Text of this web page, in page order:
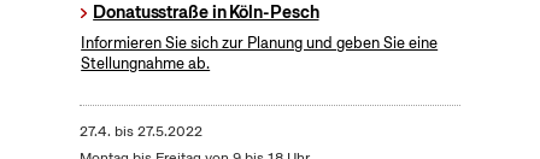
Donatusstraße in Köln-Pesch
Informieren Sie sich zur Planung und geben Sie eine
Stellungnahme ab.
27.4. bis27.5.2022